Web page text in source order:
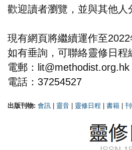
歡迎讀者瀏覽，並與其他人
現有網頁將繼續運作至2022
如有垂詢，可聯絡靈修日程
電郵： lit@methodist.org.hk
電話：37254527
出版刊物: 會訊 | 靈音 | 靈修日程 | 書籍 |